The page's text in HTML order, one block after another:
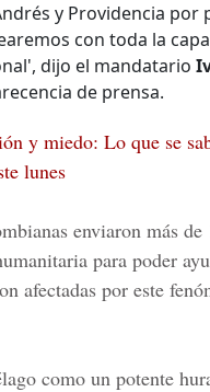
y Providencia por
con toda la
dijo el mandatario
de prensa.
y miedo: Lo que se
lunes
enviaron más de
para poder
afectadas por este
como un potente